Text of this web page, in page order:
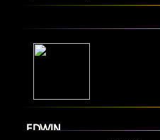
EDWIN